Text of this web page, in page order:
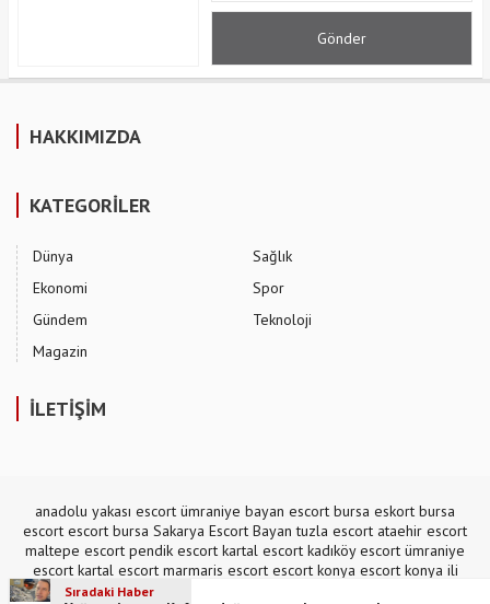
Sıradaki Haber
HAKKIMIZDA
KATEGORİLER
Dünya
Ekonomi
Gündem
Magazin
Sağlık
Spor
Teknoloji
İLETİŞİM
anadolu yakası escort ümraniye bayan escort bursa eskort bursa
escort escort bursa Sakarya Escort Bayan tuzla escort ataehir escort
maltepe escort pendik escort kartal escort kadıköy escort ümraniye
escort kartal escort marmaris escort escort konya escort konya ili